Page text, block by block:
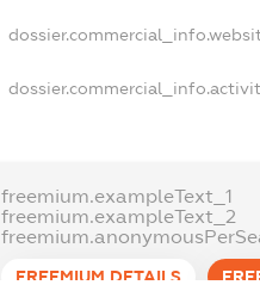
freemium.exampleText_1
freemium.exampleText_2
FREEMIUM.DETAILS